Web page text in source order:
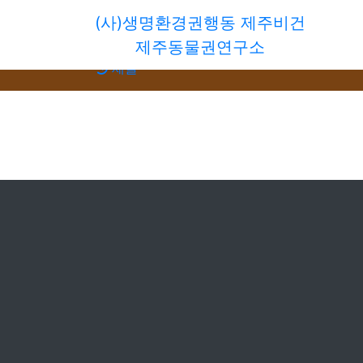
회원가입
로그인
새글
(사)생명환경권행동 제주비건
제주동물권연구소